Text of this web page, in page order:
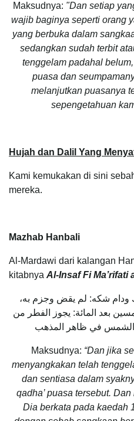
Maksudnya: "Dan setiap
wajib baginya seperti orang
yang berbuka dalam
sedangkan sudah terbit
tenggelam padahal
puasa dan
melanjutkan puasanya
sepengetahuan
Hujah dan Dalil Yang
Kami kemukakan di sini
mereka.
Mazhab Hanbali
Al-Mardawi dari kalangan
kitabnya Al-Insaf Fi Ma’rifati
ودام شكه: لم يقض وجزم به،
بعد المائة: يجوز الفطر من
Maksudnya: “Dan jika
menyangkakan telah
dan sentiasa dalam
qadha’ puasa tersebut.
Dia berkata pada kaedah